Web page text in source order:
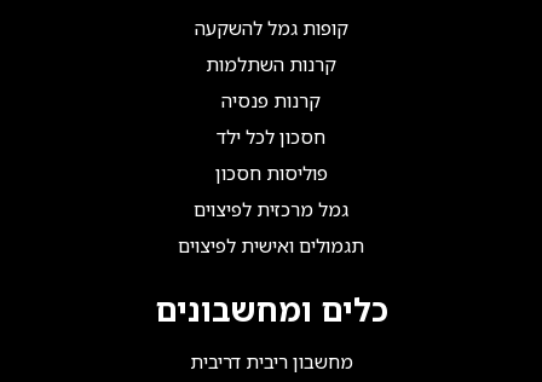
קופות גמל להשקעה
קרנות השתלמות
קרנות פנסיה
חסכון לכל ילד
פוליסות חסכון
גמל מרכזית לפיצוים
תגמולים ואישית לפיצוים
כלים ומחשבונים
מחשבון ריבית דריבית